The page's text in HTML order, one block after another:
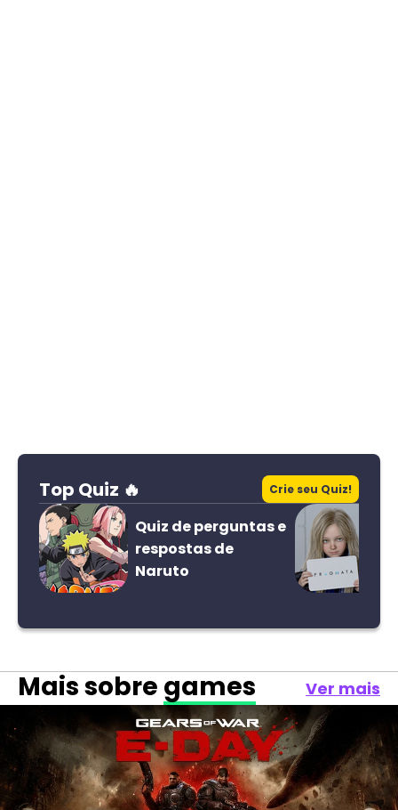
Top Quiz 🔥 Crie seu Quiz!
Quiz de perguntas e
respostas de
Naruto
Mais sobre games Ver mais